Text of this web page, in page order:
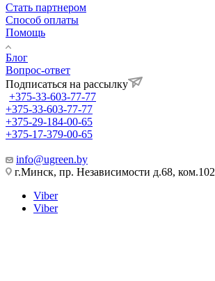
Стать партнером
Способ оплаты
Помощь
Блог
Вопрос-ответ
Подписаться на рассылку
+375-33-603-77-77
+375-33-603-77-77
+375-29-184-00-65
+375-17-379-00-65
info@ugreen.by
г.Минск, пр. Независимости д.68, ком.102
Viber
Viber